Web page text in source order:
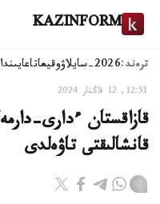
KAZINFORM
ترەند:2026-سايلاۋ وقيعا
12:51, 12 قاڭتار 2024
قازاقستان ءدارى-
قانشالىقتى تاۋەلدى